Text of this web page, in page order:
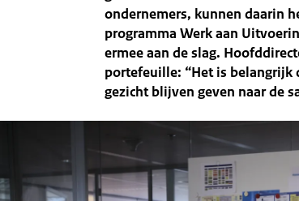
ondernemers, kunnen daarin
programma Werk aan
ermee aan de slag.
portefeuille: “Het is belangrijk
gezicht blijven geven naar de